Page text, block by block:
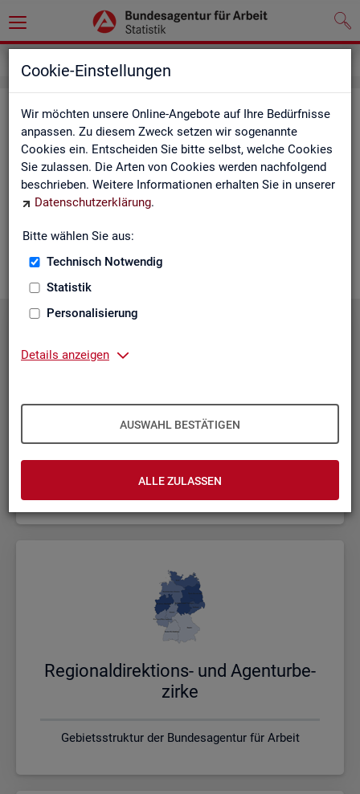
Cookie-Einstellungen
Wir möchten unsere Online-Angebote auf Ihre Bedürfnisse
anpassen. Zu diesem Zweck setzen wir sogenannte
Cookies ein. Entscheiden Sie bitte selbst, welche Cookies
Sie zulassen. Die Arten von Cookies werden nachfolgend
beschrieben. Weitere Informationen erhalten Sie in unserer
Datenschutzerklärung.
Bitte wählen Sie aus:
Technisch Notwendig
Statistik
Personalisierung
Details anzeigen
AUSWAHL BESTÄTIGEN
ALLE ZULASSEN
Sta­tis­ti­ken nach Re­gio­nen
Auf den fol­gen­den Sei­ten fin­den Sie Land­kar­ten und Ta­bel­len
mit den wich­tigs­ten ak­tu­el­len Eck­wer­ten zum Ar­beits- und
Aus­bil­dungs­markt. Über die Land­kar­ten ge­lan­gen Sie zu den
ent­spre­chen­den Zah­len für die von Ihnen ge­wünsch­te Re­gi­on.
grund-In­for­ma­tio­nen zu den re­gio­na­len Glie­de­run­gen zu­sam­
men­ge­stellt.
Bund, Län­der und Krei­se
Politische Gebietsstruktur
Re­gio­nal­di­rek­ti­ons- und Agen­tur­be­
zir­ke
Gebietsstruktur der Bundesagentur für Arbeit